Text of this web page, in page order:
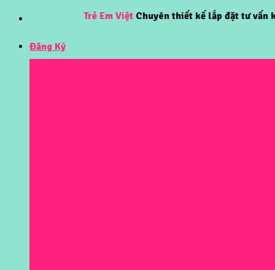
Skip
content
Trẻ Em Việt Chuyên thiết kế lắp đặt tư vấn khu vui
Đăng Ký